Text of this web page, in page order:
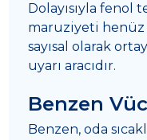
Dolayısıyla fenol
maruziyeti henüz
sayısal olarak
uyarı aracıdır.
Benzen
Benzen, oda